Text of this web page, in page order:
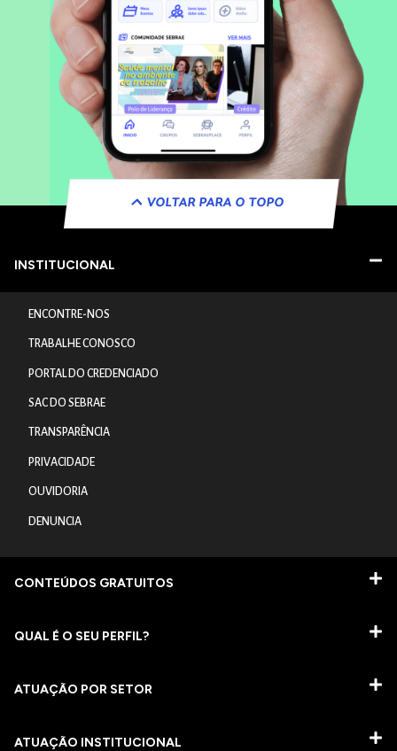
VOLTAR PARA O TOPO
INSTITUCIONAL
ENCONTRE-NOS
TRABALHE CONOSCO
PORTAL DO CREDENCIADO
SAC DO SEBRAE
TRANSPARÊNCIA
PRIVACIDADE
OUVIDORIA
DENUNCIA
CONTEÚDOS GRATUITOS
QUAL É O SEU PERFIL?
ATUAÇÃO POR SETOR
ATUAÇÃO INSTITUCIONAL